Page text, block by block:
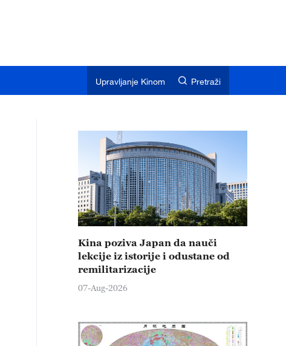
Upravljanje Kinom Pretraži
Kina poziva Japan da nauči
lekcije iz istorije i odustane od
remilitarizacije
07-Aug-2026